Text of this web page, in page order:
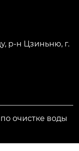
р-н Цзиньню, г.
очистке воды